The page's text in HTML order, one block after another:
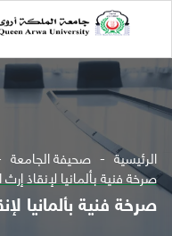
الرئيسية صحيفة الجامعة
صرخة فنية بألمانيا لإنقاذ
صرخة فنية بألمانيا